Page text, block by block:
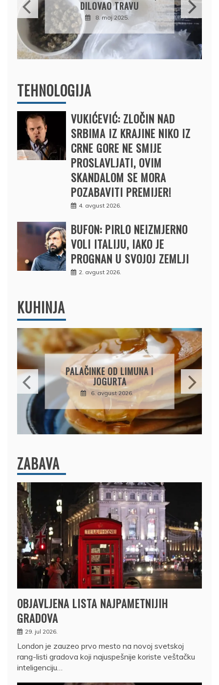
DRŽAVU NAPUSTIO
BRODOM
12. februar 2025.
TEHNOLOGIJA
VUKIĆEVIĆ: ZLOČIN NAD
SRBIMA IZ KRAJINE NIKO IZ
CRNE GORE NE SMIJE
PROSLAVLJATI, OVIM
SKANDALOM SE MORA
POZABAVITI PREMIJER!
4. avgust 2026.
BUFON: PIRLO NEIZMJERNO
VOLI ITALIJU, IAKO JE
PROGNAN U SVOJOJ ZEMLJI
2. avgust 2026.
KUHINJA
BRZI KOLAČ BEZ PEČENJA:
PIŠKOTE, MALINE I
ČOKOLADA U SAVRŠENOJ
KOMBINACIJI
ZABAVA
OBJAVLJENA LISTA NAJPAMETNIJIH
GRADOVA
29. jul 2026.
London je zauzeo prvo mesto na novoj svetskoj
rang-listi gradova koji najuspešnije koriste veštačku
inteligenciju…